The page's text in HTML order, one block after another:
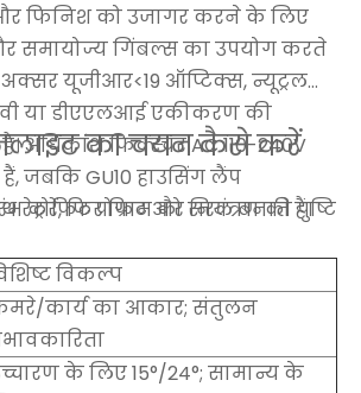
फिनिश को उजागर करने के लिए
समायोज्य गिंबल्स का उपयोग करते
अक्सर यूजीआर<19 ऑप्टिक्स, न्यूट्रल
या डीएएलआई एकीकरण की
अधिकांश फिक्स्चर AC 110-240V
जबकि GU10 हाउसिंग लैंप
रेट्रोफिट प्रोग्राम को सरल बनाते हैं।
का चयन कैसे करें
करें, फिर फिट और नियंत्रण की पुष्टि
विकल्प
कार्य का आकार; संतुलन
के लिए 15°/24°; सामान्य के